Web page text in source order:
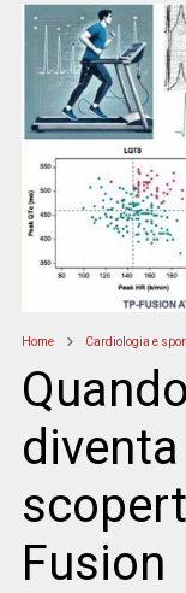
Home Cardiologia e
Fusion